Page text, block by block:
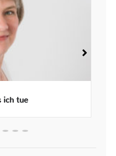
ich tue